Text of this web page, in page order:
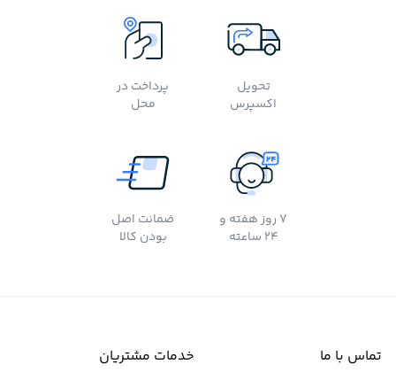
تحویل
اکسپرس
پرداخت در
محل
7 روز هفته و
24 ساعته
ضمانت اصل
بودن کالا
تماس با ما خدمات مشتریان